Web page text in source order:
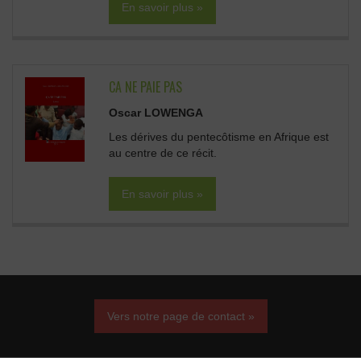
En savoir plus »
CA NE PAIE PAS
Oscar LOWENGA
Les dérives du pentecôtisme en Afrique est
au centre de ce récit.
En savoir plus »
Vers notre page de contact »